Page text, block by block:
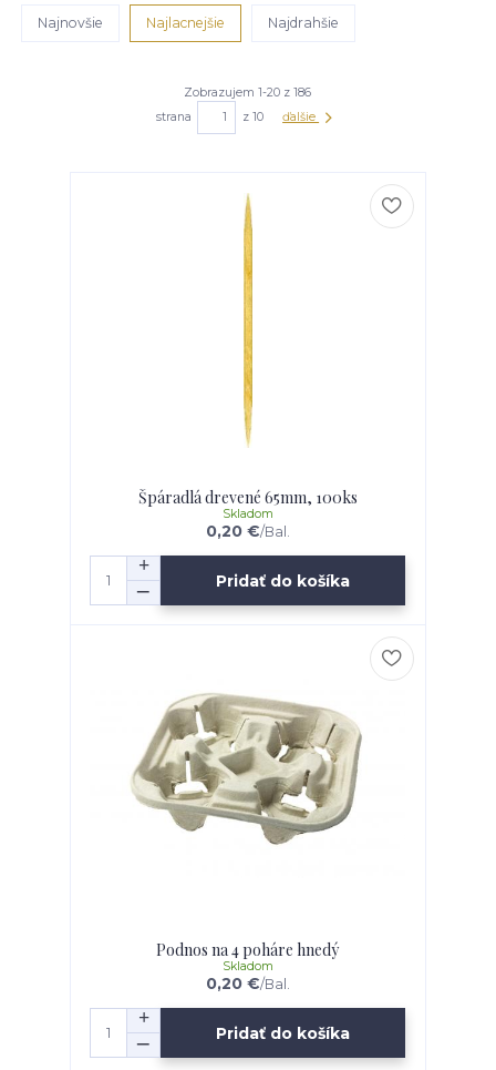
Najnovšie Najlacnejšie Najdrahšie
Zobrazujem 1-20 z 186
strana
z 10 ďalšie
Špáradlá drevené 65mm, 100ks
0,20 €/Bal.
Skladom
Pridať do košíka
Podnos na 4 poháre hnedý
0,20 €/Bal.
Skladom
Pridať do košíka